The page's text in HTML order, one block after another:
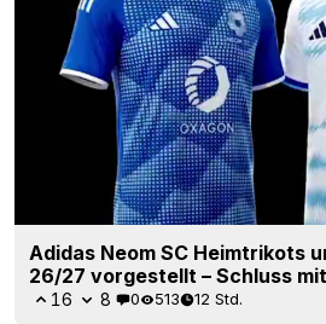
Adidas Neom SC Heimtrikots
26/27 vorgestellt – Schluss
16 8 0 513 12 Std.